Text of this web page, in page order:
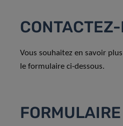
Vous souhaitez en savoir
le formulaire ci-dessous.